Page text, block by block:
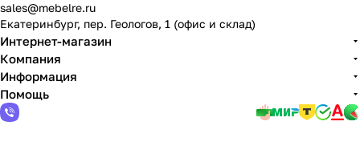
sales@mebelre.ru
Екатеринбург, пер. Геологов, 1 (офис и склад)
Интернет-магазин
Компания
Информация
Помощь